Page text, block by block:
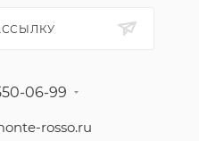
06-99
rosso.ru